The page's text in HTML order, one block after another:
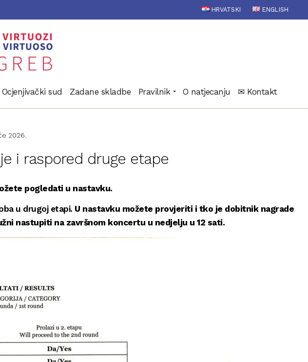
HRVATSKI ENGLISH
Ocjenjivački sud Zadane skladbe Pravilnik O natjecanju ✉ Kontakt
2026.
i raspored druge etape
pogledati u nastavku.
u drugoj etapi. U nastavku možete provjeriti i tko je dobitnik nagrade
nastupiti na završnom koncertu u nedjelju u 12 sati.